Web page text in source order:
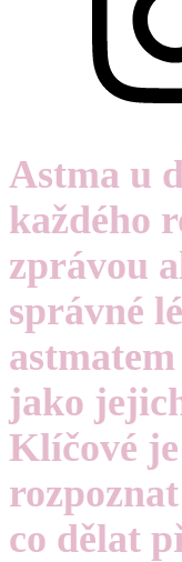
Astma u
každého
zprávou
správné
jako
Klíčové
co dělat